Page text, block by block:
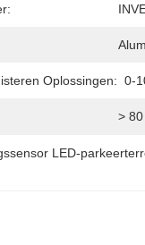
Oplossingen: 0-
> 80
LED-